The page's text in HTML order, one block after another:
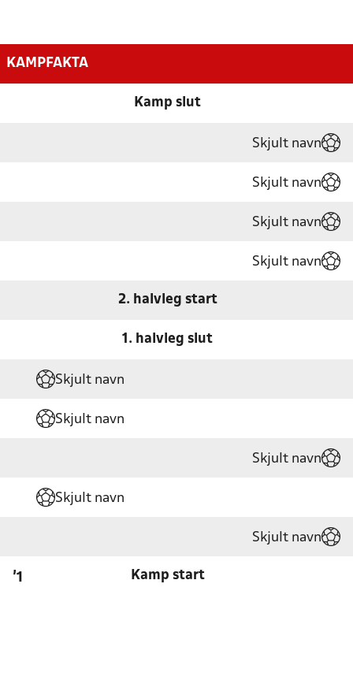
KAMPFAKTA
Kamp slut
Skjult navn
Skjult navn
Skjult navn
Skjult navn
2. halvleg start
1. halvleg slut
Skjult navn
Skjult navn
Skjult navn
Skjult navn
Skjult navn
'1 Kamp start